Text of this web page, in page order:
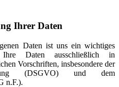
Ihrer Daten
Daten ist uns ein wichtiges
Daten ausschließlich in
Vorschriften, insbesondere der
(DSGVO) und dem
n.F.).